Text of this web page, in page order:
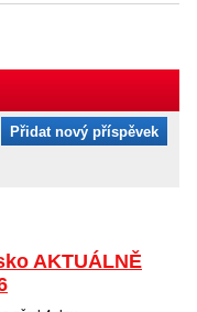
Přidat nový příspěvek
AKTUÁLNĚ